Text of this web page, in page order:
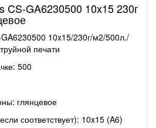
CS-GA6230500 10x15 230г
10x15/230г/м2/500л./
печати
500
глянцевое
соответствует): 10x15 (A6)